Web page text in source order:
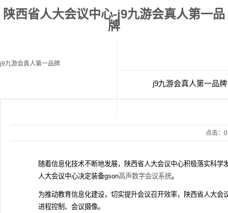
陕西省人大会议中心-j9九游会真人第一品
牌
j9九游会真人第一品牌
j9九游会真人第一品牌
点击： 0
随着信息化技术不断地发展， 陕西省人大会议中心积极落实科学
人大会议中心决定装备gson高声数字会议系统。
为推动教育信息化建设，切实提升会议召开效率，
陕西省人大会
进程控制、会议摄像。